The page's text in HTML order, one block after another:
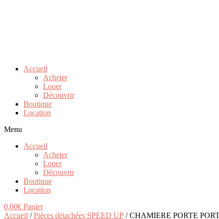
Accueil
Acheter
Louer
Découvrir
Boutique
Location
Menu
Accueil
Acheter
Louer
Découvrir
Boutique
Location
0,00€ Panier
Accueil /Pièces détachées SPEED UP / CHAMIERE PORTE